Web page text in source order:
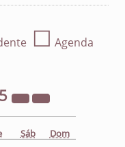
☐ Agenda
Sáb Dom